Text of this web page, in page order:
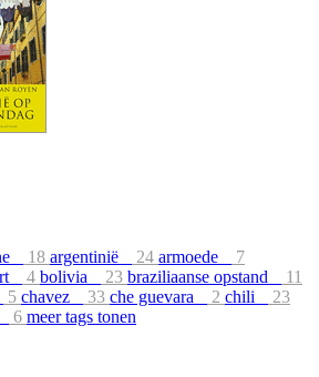
18 argentinië 24 armoede
7
4 bolivia 23 braziliaanse opstand
11
5 chavez 33 che guevara 2 chili
23
6 meer tags tonen